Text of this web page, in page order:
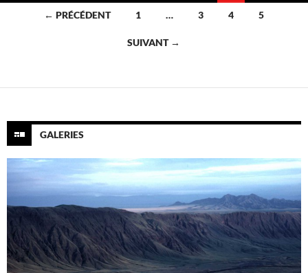
Navigation
← PRÉCÉDENT 1 … 3 4 5
SUIVANT →
GALERIES